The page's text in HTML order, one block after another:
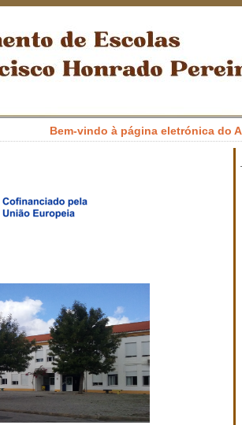
Bem-vindo à página eletrónica do